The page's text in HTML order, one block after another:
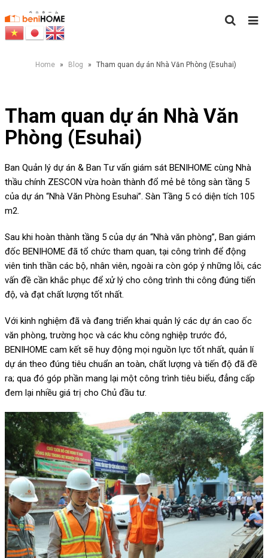
Home » Blog » Tham quan dự án Nhà Văn Phòng (Esuhai)
Tham quan dự án Nhà Văn
Phòng (Esuhai)
Ban Quản lý dự án & Ban Tư vấn giám sát BENIHOME cùng Nhà
thầu chính ZESCON vừa hoàn thành đổ mẻ bê tông sàn tầng 5
của dự án “Nhà Văn Phòng Esuhai”. Sàn Tầng 5 có diện tích 105
m2.
Sau khi hoàn thành tầng 5 của dự án “Nhà văn phòng”, Ban giám
đốc BENIHOME đã tổ chức tham quan, tại công trình để động
viên tinh thần các bộ, nhân viên, ngoài ra còn góp ý những lỗi, các
vấn đề cần khắc phục để xử lý cho công trình thi công đúng tiến
độ, và đạt chất lượng tốt nhất.
Với kinh nghiệm đã và đang triển khai quản lý các dự án cao ốc
văn phòng, trường học và các khu công nghiệp trước đó,
BENIHOME cam kết sẽ huy động mọi nguồn lực tốt nhất, quản lí
dự án theo đúng tiêu chuẩn an toàn, chất lượng và tiến độ đã đề
ra; qua đó góp phần mang lại một công trình tiêu biểu, đẳng cấp
đem lại nhiều giá trị cho Chủ đầu tư.